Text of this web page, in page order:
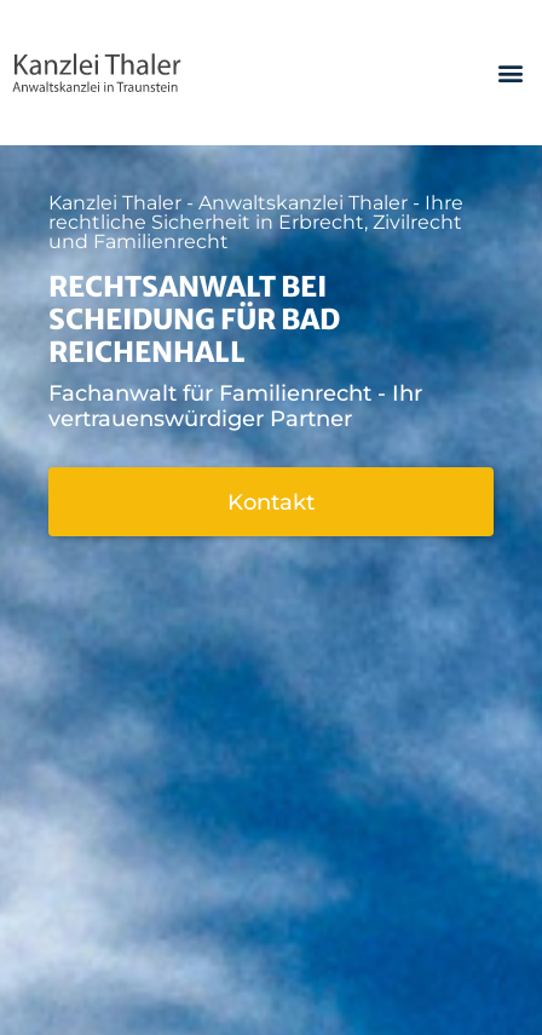
Kanzlei Thaler - Anwaltskanzlei Thaler - Ihre
rechtliche Sicherheit in Erbrecht, Zivilrecht
und Familienrecht
RECHTSANWALT BEI
SCHEIDUNG FÜR BAD
REICHENHALL
Fachanwalt für Familienrecht - Ihr
vertrauenswürdiger Partner
Kontakt